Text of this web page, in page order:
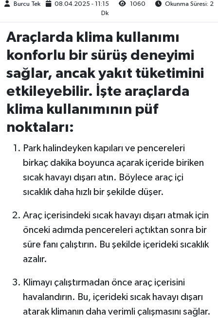
Burcu Tek 08.04.2025 - 11:15 1060
Okunma Süresi: 2
Dk
Araçlarda klima kullanımı
konforlu bir sürüş deneyimi
sağlar, ancak yakıt tüketimini
etkileyebilir. İşte araçlarda
klima kullanımının püf
noktaları:
Park halindeyken kapıları ve pencereleri
birkaç dakika boyunca açarak içeride biriken
sıcak havayı dışarı atın. Böylece araç içi
sıcaklık daha hızlı bir şekilde düşer.
Araç içerisindeki sıcak havayı dışarı atmak için
önceki adımda pencereleri açtıktan sonra bir
süre fanı çalıştırın. Bu şekilde içerideki sıcaklık
azalır.
Klimayı çalıştırmadan önce araç içerisini
havalandırın. Bu, içerideki sıcak havayı dışarı
atarak klimanın daha verimli çalışmasını sağlar.